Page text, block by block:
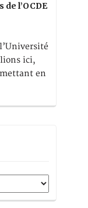
l’OCDE
ici,
en